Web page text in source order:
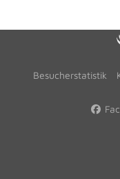
Besucherstatistik